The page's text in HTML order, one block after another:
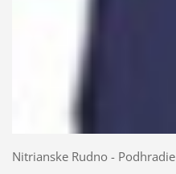
Nitrianske Rudno - Podhradie